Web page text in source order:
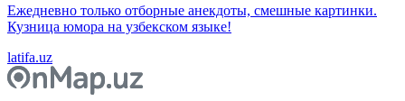
Ежедневно только отборные анекдоты, смешные картинки.
Кузница юмора на узбекском языке!
latifa.uz